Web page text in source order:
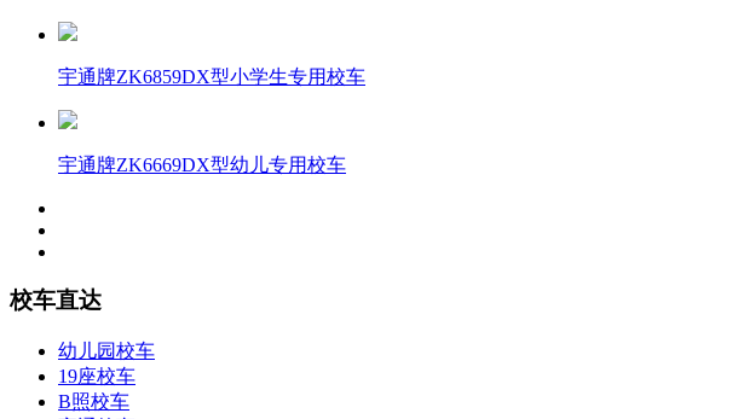
宇通牌ZK6859DX型小学生专用校车
宇通牌ZK6669DX型幼儿专用校车
校车直达
幼儿园校车
19座校车
B照校车